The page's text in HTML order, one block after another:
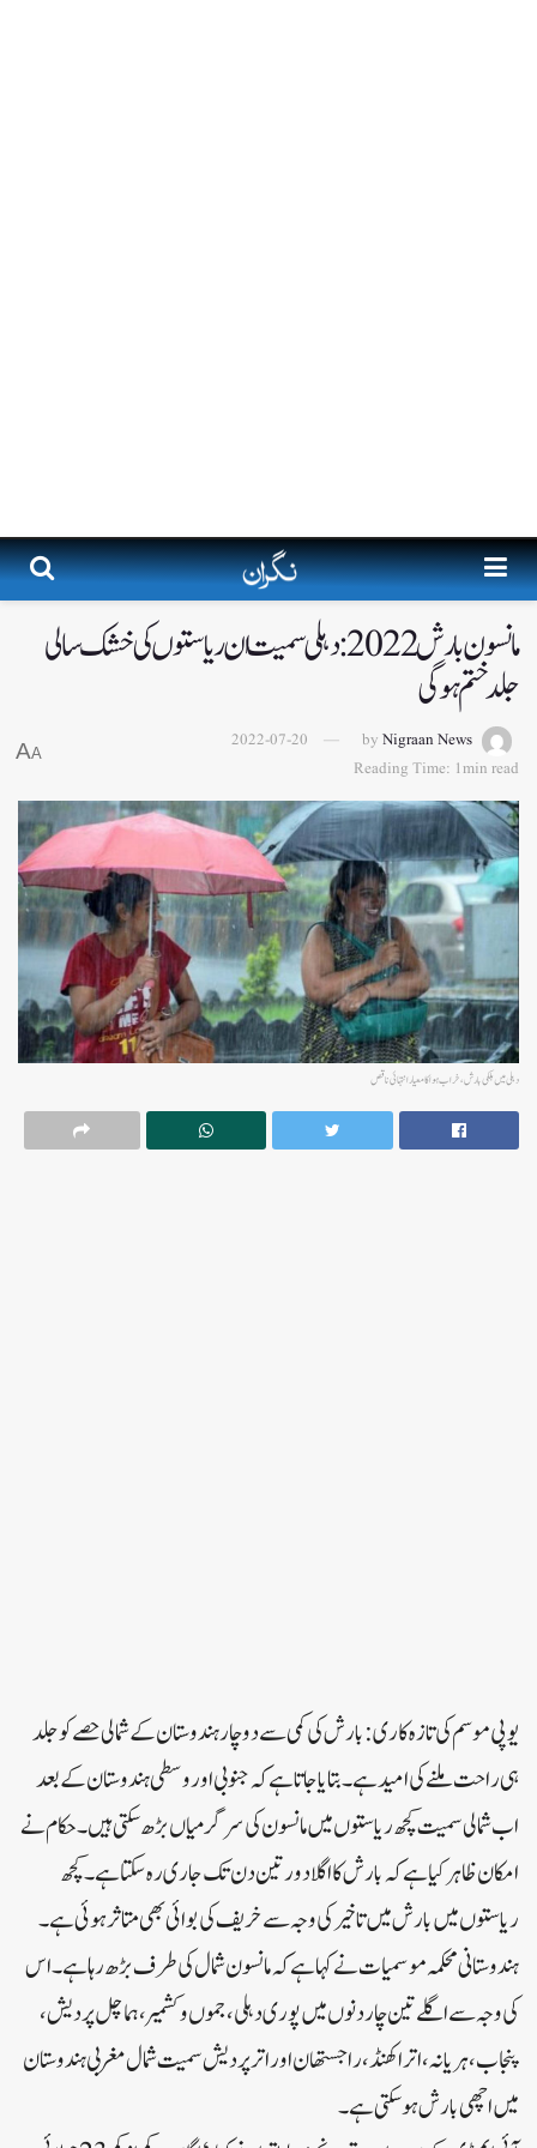
مانسون بارش 2022: دہلی سمیت ان ریاستوں کی خشک سالی
جلد ختم ہوگی
by Nigraan News
2022-07-20
Reading Time: 1min read
A
A
دہلی میں ہلکی بارش ،خراب ہوا کا معیار انتہائی ناقص
یوپی موسم کی تازہ کاری: بارش کی کمی سے دوچار ہندوستان کے شمالی حصے کو جلد
ہی راحت ملنے کی امید ہے۔بتایا جاتا ہے کہ جنوبی اور وسطی ہندوستان کے بعد
اب شمالی سمیت کچھ ریاستوں میں مانسون کی سرگرمیاں بڑھ سکتی ہیں۔حکام نے
امکان ظاہر کیا ہے کہ بارش کا اگلا دور تین دن تک جاری رہ سکتا ہے۔کچھ
ریاستوں میں بارش میں تاخیر کی وجہ سے خریف کی بوائی بھی متاثر ہوئی ہے۔
ہندوستانی محکمہ موسمیات نے کہا ہے کہ مانسون شمال کی طرف بڑھ رہا ہے۔اس
کی وجہ سے اگلے تین چار دنوں میں پوری دہلی، جموں و کشمیر، ہماچل پردیش،
پنجاب، ہریانہ، اتراکھنڈ، راجستھان اور اتر پردیش سمیت شمال مغربی ہندوستان
میں اچھی بارش ہوسکتی ہے۔